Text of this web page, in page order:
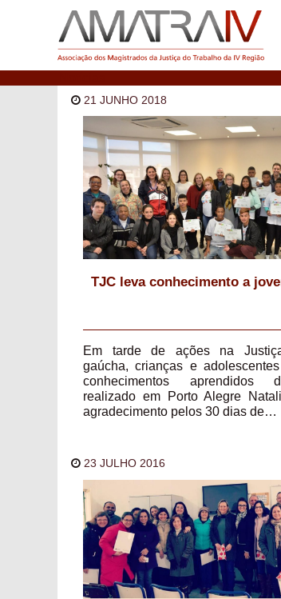
21 JUNHO 2018
TJC leva conhecimento a
Em tarde de ações na
gaúcha, crianças e
conhecimentos aprendidos
realizado em Porto Alegre
agradecimento pelos 30 dias de…
23 JULHO 2016